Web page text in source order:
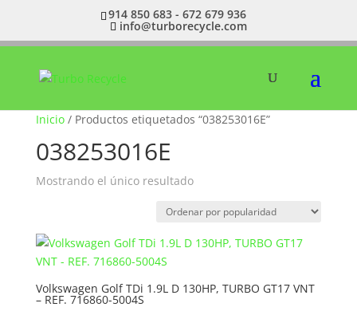
914 850 683 - 672 679 936
info@turborecycle.com
Inicio/ Productos etiquetados “038253016E”
038253016E
Mostrando el único resultado
Volkswagen Golf TDi 1.9L D 130HP, TURBO GT17 VNT
– REF. 716860-5004S